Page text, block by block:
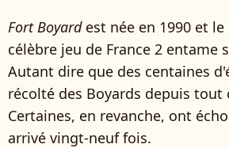
Fort Boyardest née en 1990 et
célèbre jeu de France 2 entame
Autant dire que des centaines
récolté des Boyards depuis tout
Certaines, en revanche, ont
arrivé vingt-neuf fois.